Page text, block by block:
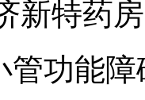
新特药
管功能